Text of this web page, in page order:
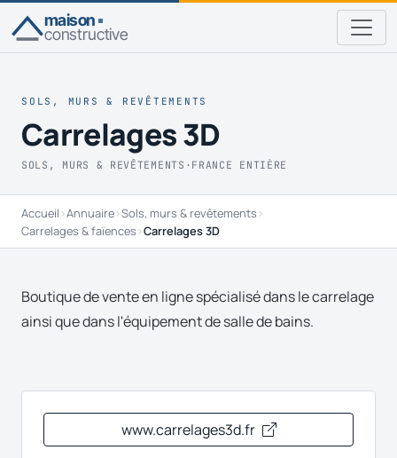
maison
constructive
SOLS, MURS & REVÊTEMENTS
Carrelages 3D
SOLS, MURS & REVÊTEMENTS · FRANCE ENTIÈRE
Accueil ›Annuaire›Sols, murs & revêtements ›
Carrelages & faïences ›Carrelages 3D
Boutique de vente en ligne spécialisé dans le carrelage
ainsi que dans l'équipement de salle de bains.
www.carrelages3d.fr